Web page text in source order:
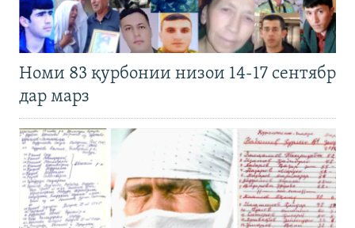
Номи 83 қурбонии низои 14-17 сентябр
дар марз